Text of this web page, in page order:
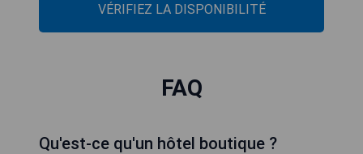
VÉRIFIEZ LA DISPONIBILITÉ
FAQ
Qu'est-ce qu'un hôtel boutique ?